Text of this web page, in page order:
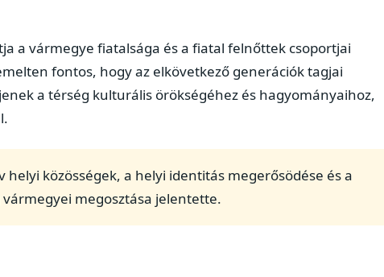
a vármegye fiatalsága és a fiatal felnőttek csoportjai
fontos, hogy az elkövetkező generációk tagjai
a térség kulturális örökségéhez és hagyományaihoz,
helyi közösségek, a helyi identitás megerősödése és a
megosztása jelentette.